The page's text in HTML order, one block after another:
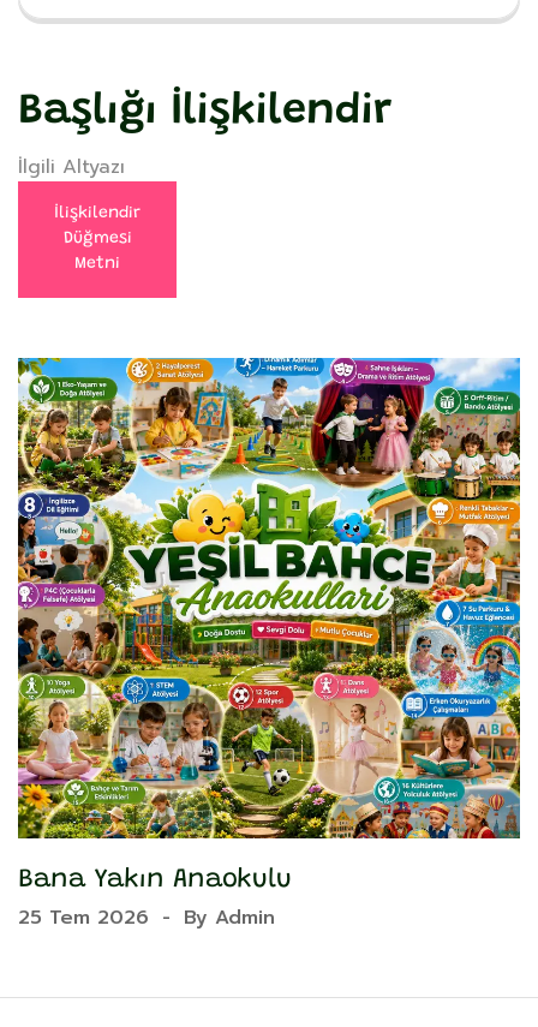
Başlığı İlişkilendir
İlgili Altyazı
İlişkilendir
Düğmesi
Metni
Bana Yakın Anaokulu
25 Tem 2026 - By Admin